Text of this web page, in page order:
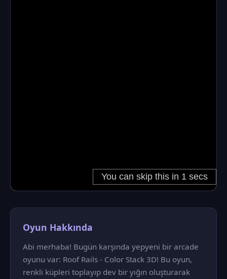
Oyun Hakkında
Abi merhaba! Bugün karşında yepyeni bir arcade
oyunu var: Roof Rails - Color Stack 3D! Bu oyun,
renkli küpleri toplayıp dev bir yığın oluşturarak